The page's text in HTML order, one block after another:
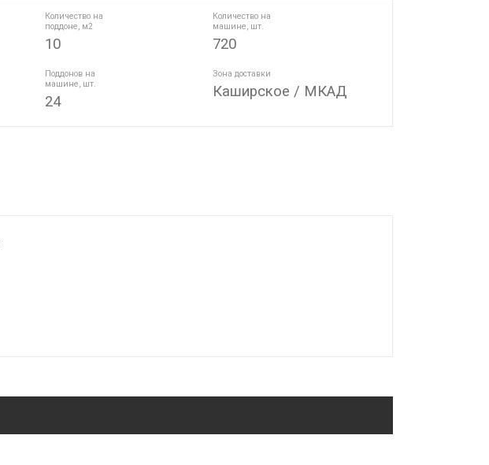
Количество на
поддоне, м2
10
Количество на
машине, шт.
720
Поддонов на
машине, шт.
24
Зона доставки
Каширское / МКАД